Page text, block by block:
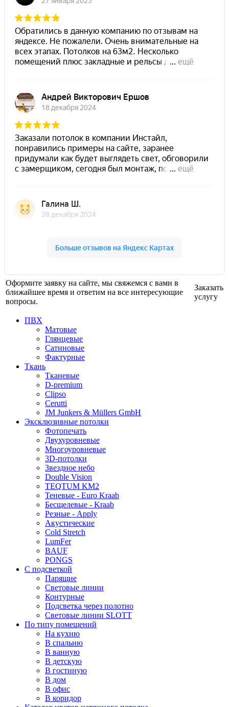
Оформите заявку на сайте, мы свяжемся с вами в
ближайшее время и ответим на все интересующие
вопросы.
Заказать
услугу
ПВХ
Матовые
Глянцевые
Сатиновые
Фактурные
Ткань
Тканевые
D-premium
Clipso
Cerutti
JM Junkers & Müllers GmbH
Эксклюзивные потолки
Фотопечать
Двухуровневые
Многоуровневые
3D-потолки
Звездное небо
Double Vision
TEQTUM KM2
Теневые - Euro Kraab
Бесщелевые - Kraab
Резные - Apply
Акустические
Cold Stretch
LumFer
BAUF
PONGS
С подсветкой
Парящие
Световые линии
Контурные
Подсветка через полотно
Световые линии SLOTT
По типу помещений
На кухню
В спальню
В ванную
В детскую
В гостиную
В дом
В офис
В коридор